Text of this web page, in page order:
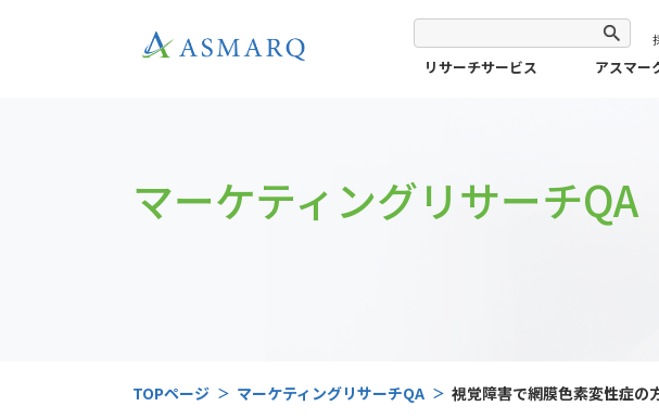
リサーチサービス アスマー
マーケティングリサーチQA
TOPページ マーケティングリサーチQA 視覚障害で網膜色素変性症の